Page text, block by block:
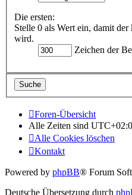
Die ersten:
Stelle 0 als Wert ein, damit
wird.
Zeichen der
Foren-Übersicht
Alle Zeiten sind
Alle Cookies löschen
Kontakt
Powered by phpBB® Forum
Deutsche Übersetzung durch